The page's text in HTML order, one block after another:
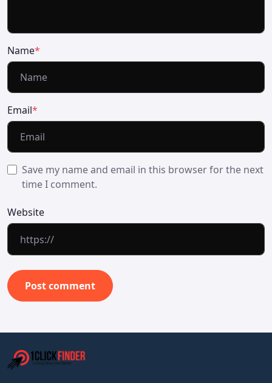
Name*
Email*
Save my name and email in this browser for the next
time I comment.
Website